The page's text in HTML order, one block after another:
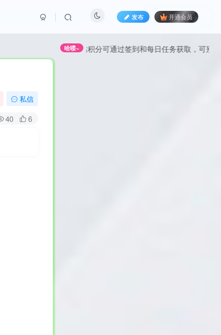
发布 开通会员
私信
40 6
哈喽~
全站积分可通过签到和每日任务获取，可别错过哦！